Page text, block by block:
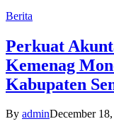
Berita
Perkuat
Kemenag
Kabupaten
By adminDecember